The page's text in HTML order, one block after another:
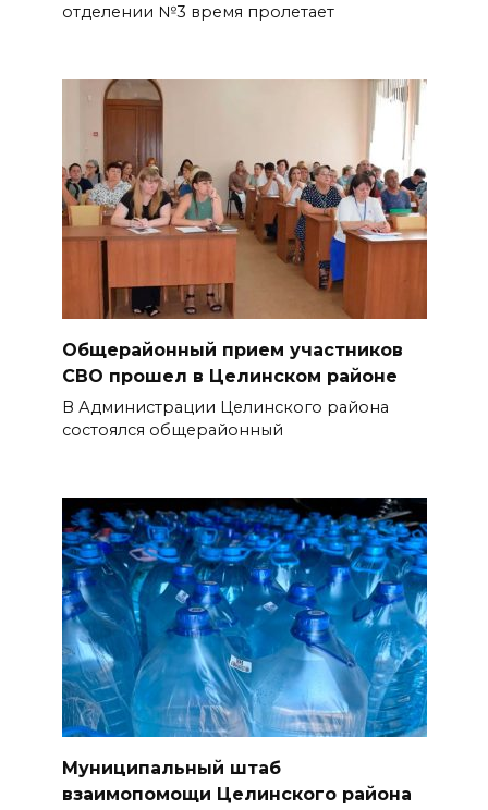
отделении №3 время пролетает
Общерайонный прием участников
СВО прошел в Целинском районе
В Администрации Целинского района
состоялся общерайонный
Муниципальный штаб
взаимопомощи Целинского района